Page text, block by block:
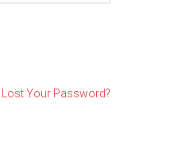
Lost Your Password?